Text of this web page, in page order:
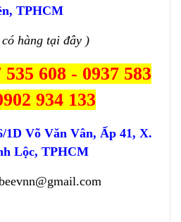
TPHCM
hàng tại đây )
608 - 0937 583
934 133
1D Võ Văn Vân, Ấp 41, X.
Lộc, TPHCM